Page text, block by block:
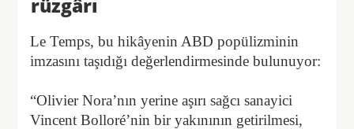
rüzgârı
Le Temps, bu hikâyenin ABD popülizminin
imzasını taşıdığı değerlendirmesinde bulunuyor:
“Olivier Nora’nın yerine aşırı sağcı sanayici
Vincent Bolloré’nin bir yakınının getirilmesi,